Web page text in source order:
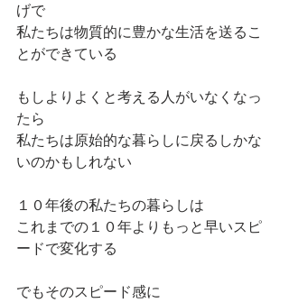
げで
私たちは物質的に豊かな生活を送るこ
とができている
もしよりよくと考える人がいなくなっ
たら
私たちは原始的な暮らしに戻るしかな
いのかもしれない
１０年後の私たちの暮らしは
これまでの１０年よりもっと早いスピ
ードで変化する
でもそのスピード感に